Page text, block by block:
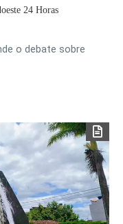
24 Horas
o debate sobre